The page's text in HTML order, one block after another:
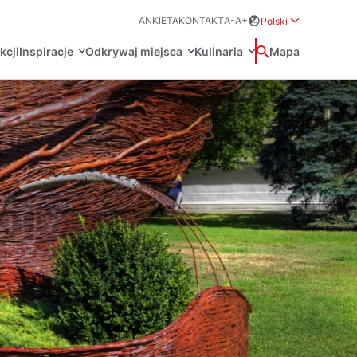
ANKIETAKONTAKTA-A+
Polski
Inspiracje
Certyfikaty POT
Odkrywaj miejsca
Turystyczne
Kulinaria
Restauracje Michelin
Wyszukaj
Mapa
Français
日本語
Svenska